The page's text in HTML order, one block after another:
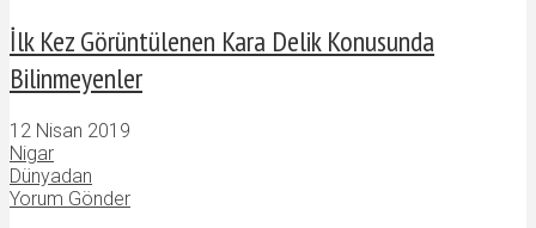
İlk Kez Görüntülenen Kara Delik Konusunda
Bilinmeyenler
12 Nisan 2019
Nigar
Dünyadan
Yorum Gönder